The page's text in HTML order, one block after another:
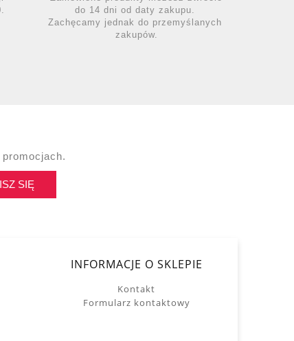
do 14 dni od daty zakupu.
Zachęcamy jednak do przemyślanych
zakupów.
SIĘ
INFORMACJE O SKLEPIE
Kontakt
Formularz kontaktowy